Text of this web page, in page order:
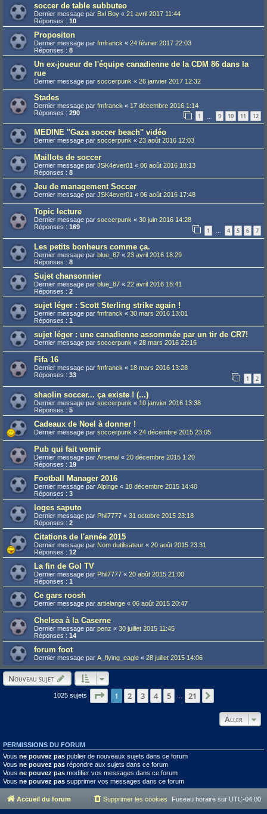
soccer de table subbuteo
Dernier message par Bxl Boy « 21 avril 2017 11:44
Réponses : 10
Propositon
Dernier message par fmfranck « 24 février 2017 22:03
Réponses : 8
Un ex-joueur de l'équipe canadienne de la CDM 86 dans la
rue
Dernier message par soccerpunk « 26 janvier 2017 12:32
Stades
Dernier message par fmfranck « 17 décembre 2016 1:14
Réponses : 290 1 9 10 11 12
MEDINE ''Gaza soccer beach'' vidéo
Dernier message par soccerpunk « 23 août 2016 12:03
Maillots de soccer
Dernier message par JSK4ever01 « 06 août 2016 18:13
Réponses : 8
Jeu de management Soccer
Dernier message par JSK4ever01 « 06 août 2016 17:48
Topic lecture
Dernier message par soccerpunk « 30 juin 2016 14:28
Réponses : 169 1 … 4 5 6 7
Les petits bonheurs comme ça.
Dernier message par blue_87 « 23 avril 2016 18:29
Réponses : 8
Sujet chansonnier
Dernier message par blue_87 « 22 avril 2016 18:41
Réponses : 2
sujet léger : Scott Sterling strike again !
Dernier message par fmfranck « 30 mars 2016 13:01
Réponses : 1
sujet léger : une canadienne assommée par un tir de CR7!
Dernier message par soccerpunk « 28 mars 2016 22:16
Fifa 16
Dernier message par fmfranck « 18 mars 2016 13:28
Réponses : 33 1 2
shaolin soccer... ça existe ! (...)
Dernier message par soccerpunk « 10 janvier 2016 13:38
Réponses : 5
Cadeaux de Noel à donner !
Dernier message par soccerpunk « 24 décembre 2015 23:05
Pub qui fait vomir
Dernier message par Arsenal « 20 décembre 2015 1:20
Réponses : 19
Football Manager 2016
Dernier message par Alpinge « 18 décembre 2015 14:40
Réponses : 3
loges saputo
Dernier message par Phil7777 « 31 octobre 2015 23:18
Réponses : 2
Citations de l'année 2015
Dernier message par Nom dutilisateur « 20 août 2015 23:31
Réponses : 12
La fin de Gol TV
Dernier message par Phil7777 « 20 août 2015 21:00
Réponses : 1
Ce gars roosh
Dernier message par artielange « 06 août 2015 20:47
Chelsea à la Caserne
Dernier message par penz « 30 juillet 2015 11:45
Réponses : 14
forum foot
Dernier message par A_flying_eagle « 28 juillet 2015 14:06
Nouveau sujet
1025 sujets Page sur 21
1 2 3 4 5 21
Aller
PERMISSIONS DU FORUM
Vous ne pouvez pas publier de nouveaux sujets dans ce forum
Vous ne pouvez pas répondre aux sujets dans ce forum
Vous ne pouvez pas modifier vos messages dans ce forum
Vous ne pouvez pas supprimer vos messages dans ce forum
Accueil du forum Fuseau horaire sur UTC-04:00
Supprimer les cookies